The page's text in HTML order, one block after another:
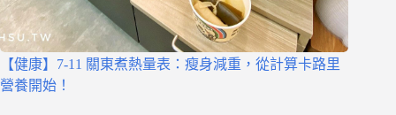
【健康】7-11 關東煮熱量表：瘦身減重，從計算卡路里
營養開始！